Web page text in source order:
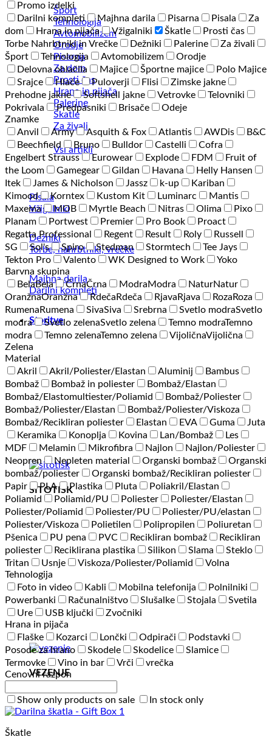
Šport
Tehnologija
Avtomobilizem
Orodje
Pisarna
Za dom
Prosti čas
Hrana in pijača
Palerine
Škatle
Za živali
Vsi artikli
Pisala
Vžigalniki
Dežniki
Torbe, nahrbtniki, vrečke
Majhna darila
Darilni kompleti
Storitve
SITOTISK
VEZENJE
Promo izdelki
Darilni kompleti
Majhna darila Pisarna Pisala
Za
dom
Hrana in pijača Vžigalniki Škatle
Prosti čas
Torbe Nahrbtniki in Vrečke
Dežniki Palerine
Za živali
Šport
Tehnologija Avtomobilizem
Orodje
Delovna oblačila
Majice Športne majice
Polo Majice
Srajce
Hlače Puloverji Flisi
Zimske jakne
Prehodne jakne
Softshell jakne Vetrovke
Telovniki
Pokrivala
Predpasniki Brisače
Odeje
Znamke
Anvil
Army Asquith & Fox Atlantis AWDis
B&C
Beechfield
Bruno Bulldor Castelli
Cofra
Engelbert Strauss
Eurowear Explode FDM
Fruit of
the Loom
Gamegear Gildan Havana
Helly Hansen
Itek
James & Nicholson Jassz k-up
Kariban
Kimood
Korntex Kustom Kit Luminarc
Mantis
Maxema
MOB Myrtle Beach Nitras Olima
Pixo
Planam
Portwest Premier Pro Book
Proact
Regatta Professional
Regent Result Roly
Russell
SG
Sol's Spiro Stedman Stormtech
Tee Jays
Tekton Pro
Valento WK Designed to Work
Yoko
Barvna skupina
BelaBela ČrnaČrna ModraModra NaturNatur
OranžnaOranžna Rdeča Rdeča Rjava Rjava Roza Roza
Rumena Rumena SivaSiva Srebrna Svetlo modraSvetlo
modra
Svetlo zelenaSvetlo zelena Temno modraTemno
modra
Temno zelenaTemno zelena VijoličnaVijolična
Zelena
Material
Akril
Akril/Poliester/Elastan Aluminij
Bambus
Bombaž
Bombaž in poliester
Bombaž/Elastan
Bombaž/Elastomultiester/Poliamid
Bombaž/Poliester
Bombaž/Poliester/Elastan
Bombaž/Poliester/Viskoza
Bombaž/Recikliran poliester
Elastan EVA Guma
Juta
Keramika
Konoplja Kovina Lan/Bombaž
Les
MDF
Melamin Mikrofibra Najlon
Najlon/Poliester
Neopren
Nepleten material Organski bombaž
Organski
bombaž/poliester
Organski bombaž/Recikliran poliester
Papir
PLA Plastika Pluta
Poliakril/Elastan
Poliamid
Poliamid/PU Poliester
Poliester/Elastan
Poliester/Poliamid
Poliester/PU
Poliester/PU/elastan
Poliester/Viskoza
Polietilen Polipropilen
Poliuretan
Pšenica
PU pena PVC Recikliran bombaž
Recikliran
poliester
Reciklirana plastika Silikon Slama
Steklo
Tritan
Usnje Viskoza/Poliester/Poliamid
Volna
Tehnologija
Foto in video
Kabli Mobilna telefonija
Polnilniki
Powerbanki
Računalništvo Slušalke Stojala
Svetila
Ure
USB ključki
Zvočniki
Hrana in pijača
Flaške
Kozarci Lončki Odpirači
Podstavki
Posode za hrano
Skodele Skodelice
Slamice
Termovke
Vino in bar Vrči
vrečka
Cenovni razpon
Show only products on sale In stock only
Škatle